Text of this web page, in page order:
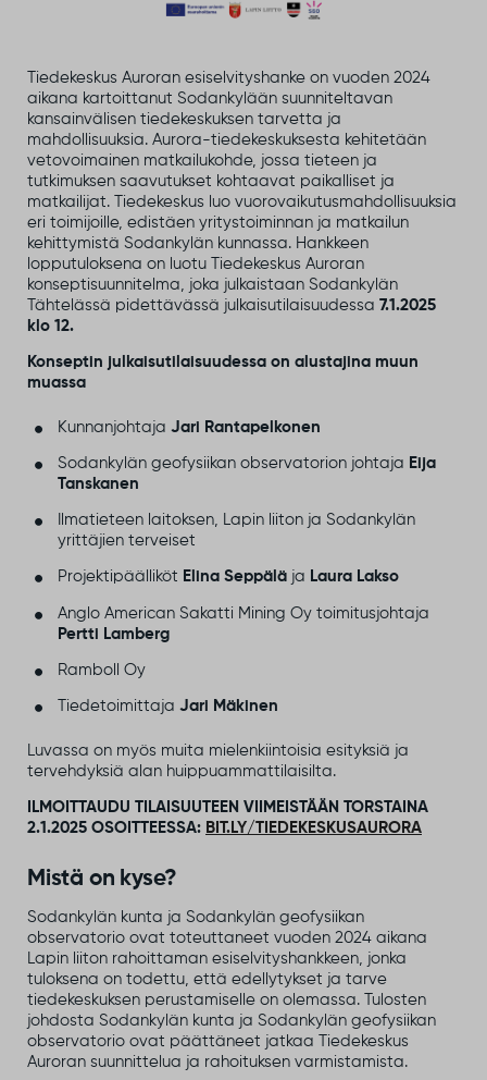
Tiedekeskus Auroran esiselvityshanke on vuoden 2024
aikana kartoittanut Sodankylään suunniteltavan
kansainvälisen tiedekeskuksen tarvetta ja
mahdollisuuksia. Aurora-tiedekeskuksesta kehitetään
vetovoimainen matkailukohde, jossa tieteen ja
tutkimuksen saavutukset kohtaavat paikalliset ja
matkailijat. Tiedekeskus luo vuorovaikutusmahdollisuuksia
eri toimijoille, edistäen yritystoiminnan ja matkailun
kehittymistä Sodankylän kunnassa. Hankkeen
lopputuloksena on luotu Tiedekeskus Auroran
konseptisuunnitelma, joka julkaistaan Sodankylän
Tähtelässä pidettävässä julkaisutilaisuudessa 7.1.2025
klo 12.
Konseptin julkaisutilaisuudessa on alustajina muun
muassa
Kunnanjohtaja Jari Rantapelkonen
Sodankylän geofysiikan observatorion johtaja Eija
Tanskanen
Ilmatieteen laitoksen, Lapin liiton ja Sodankylän
yrittäjien terveiset
Projektipäälliköt Elina Seppäläja Laura Lakso
Anglo American Sakatti Mining Oy toimitusjohtaja
Pertti Lamberg
Ramboll Oy
Tiedetoimittaja Jari Mäkinen
Luvassa on myös muita mielenkiintoisia esityksiä ja
tervehdyksiä alan huippuammattilaisilta.
ILMOITTAUDU TILAISUUTEEN VIIMEISTÄÄN TORSTAINA
2.1.2025 OSOITTEESSA: BIT.LY/TIEDEKESKUSAURORA
Mistä on kyse?
Sodankylän kunta ja Sodankylän geofysiikan
observatorio ovat toteuttaneet vuoden 2024 aikana
Lapin liiton rahoittaman esiselvityshankkeen, jonka
tuloksena on todettu, että edellytykset ja tarve
tiedekeskuksen perustamiselle on olemassa. Tulosten
johdosta Sodankylän kunta ja Sodankylän geofysiikan
observatorio ovat päättäneet jatkaa Tiedekeskus
Auroran suunnittelua ja rahoituksen varmistamista.